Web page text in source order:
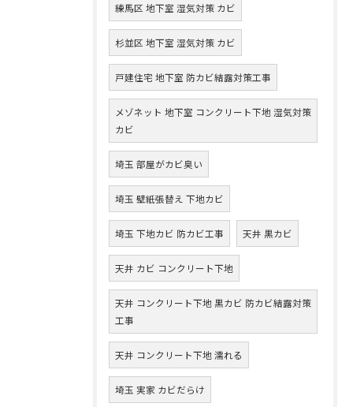
練馬区 地下室 湿気対策 カビ
杉並区 地下室 湿気対策 カビ
戸建住宅 地下室 防カビ結露対策工事
メゾネット 地下室 コンクリート下地 湿気対策
カビ
埼玉 部屋がカビ臭い
埼玉 壁紙張替え 下地カビ
埼玉 下地カビ 防カビ工事 天井 黒カビ
天井 カビ コンクリート下地
天井 コンクリート下地 黒カビ 防カビ結露対策
工事
天井 コンクリート下地 濡れる
埼玉 実家 カビだらけ